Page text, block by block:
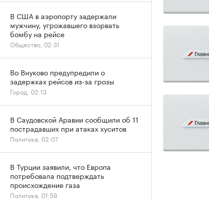
В США в аэропорту задержали
мужчину, угрожавшего взорвать
бомбу на рейсе
Общество, 02:31
Во Внуково предупредили о
задержках рейсов из-за грозы
Город, 02:13
В Саудовской Аравии сообщили об 11
пострадавших при атаках хуситов
Политика, 02:07
В Турции заявили, что Европа
потребовала подтверждать
происхождение газа
Политика, 01:59